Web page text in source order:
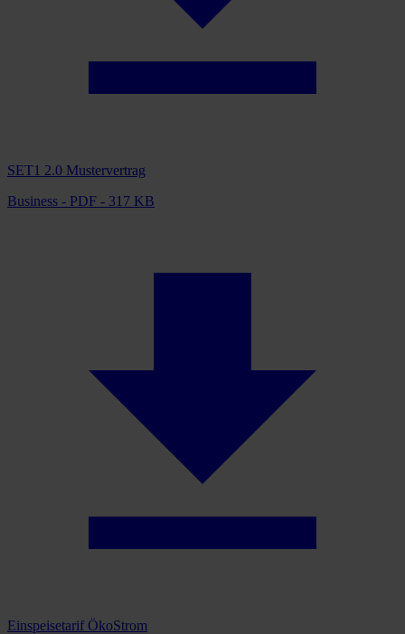
SET1 2.0 Mustervertrag
Business - PDF - 317 KB
Einspeisetarif ÖkoStrom